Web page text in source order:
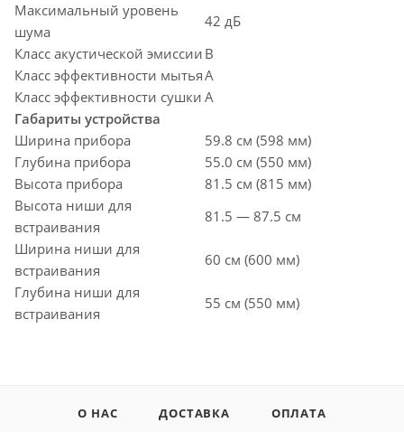
Максимальный уровень
шума
42 дБ
Класс акустической эмиссии B
Класс эффективности мытьяA
Класс эффективности сушки A
Габариты устройства
Ширина прибора
59.8 см (598 мм)
Глубина прибора
55.0 см (550 мм)
Высота прибора
81.5 см (815 мм)
Высота ниши для
встраивания
81.5 — 87.5 см
Ширина ниши для
встраивания
60 см (600 мм)
Глубина ниши для
встраивания
55 см (550 мм)
О НАС ДОСТАВКА
ОПЛАТА